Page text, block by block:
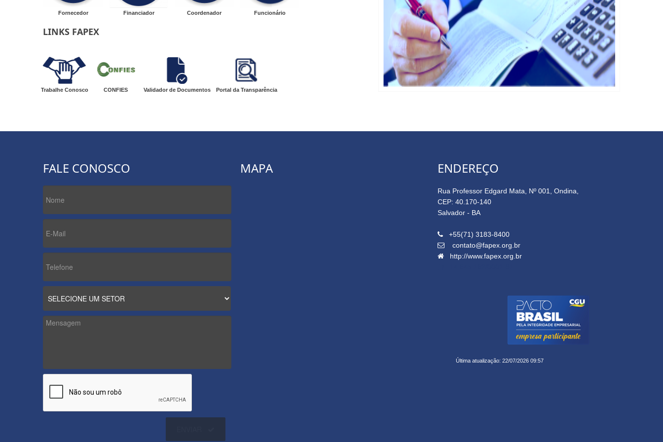
Fornecedor Financiador Coordenador Funcionário
LINKS FAPEX
Trabalhe Conosco CONFIES Validador de Documentos Portal da Transparência
FALE CONOSCO MAPA ENDEREÇO
Rua Professor Edgard Mata, Nº 001, Ondina,
CEP: 40.170-140
Salvador - BA
+55(71) 3183-8400
contato@fapex.org.br
http://www.fapex.org.br
Última atualização: 22/07/2026 09:57